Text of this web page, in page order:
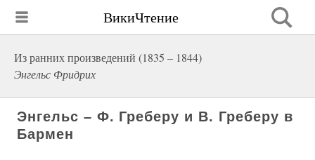
ВикиЧтение
Из ранних произведений (1835 – 1844)
Энгельс Фридрих
Энгельс – Ф. Греберу и В. Греберу в
Бармен